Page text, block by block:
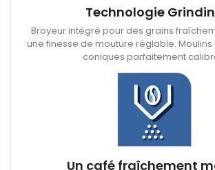
Technologie
Broyeur intégré pour des grains
une finesse de mouture réglable.
coniques parfaitement
Un café fraîchement